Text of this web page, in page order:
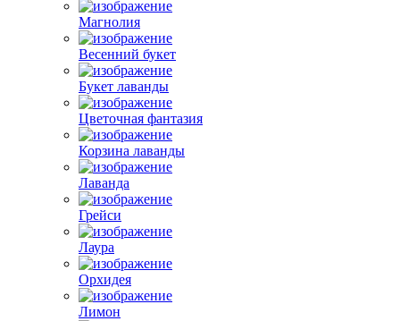
Магнолия
Весенний букет
Букет лаванды
Цветочная фантазия
Корзина лаванды
Лаванда
Грейси
Лаура
Орхидея
Лимон